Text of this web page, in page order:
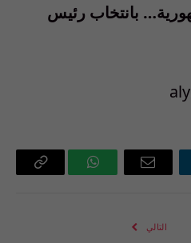
بانتخاب رئيس
البريد
واتساب Copy
التالي